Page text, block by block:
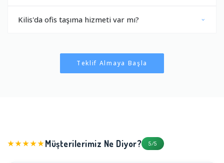
Kilis'da ofis taşıma hizmeti var mı?
Teklif Almaya Başla
★★★★★Müşterilerimiz Ne Diyor? 5/5